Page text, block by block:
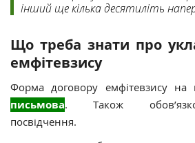
інший ще кілька десятиліть
Що треба знати про
емфітевзису
Форма договору емфітевзису
письмова. Також
посвідчення.